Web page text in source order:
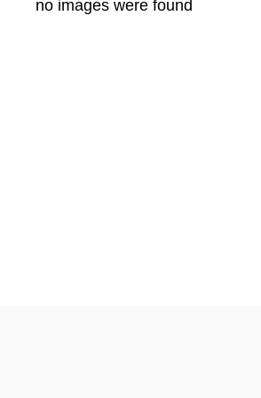
no images were found